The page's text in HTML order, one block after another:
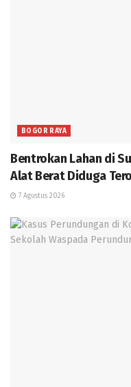
BOGOR RAYA
Bentrokan Lahan di
Alat Berat Diduga
7 Agustus 2026